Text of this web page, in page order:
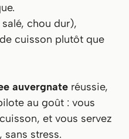
chou dur),
cuisson plutôt que
auvergnate réussie,
au goût : vous
et vous servez
sans stress.